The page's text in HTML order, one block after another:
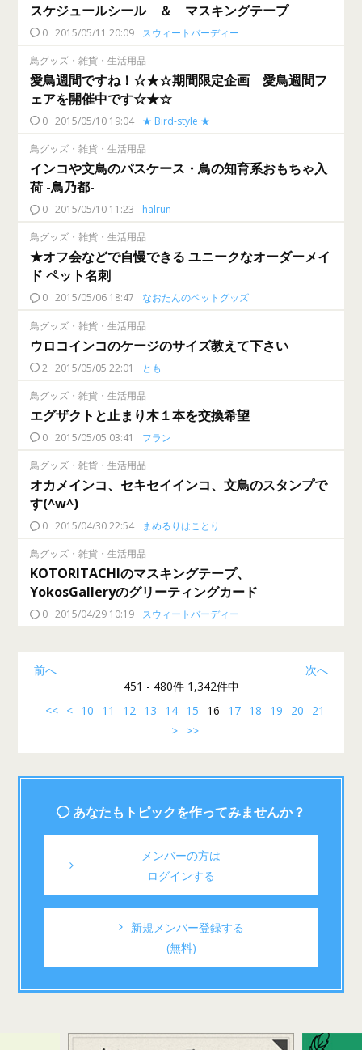
スケジュールシール ＆ マスキングテープ
0 2015/05/11 20:09 スウィートバーディー
鳥グッズ・雑貨・生活用品
愛鳥週間ですね！☆★☆期間限定企画 愛鳥週間フ
ェアを開催中です☆★☆
0 2015/05/10 19:04 ★ Bird-style ★
鳥グッズ・雑貨・生活用品
インコや文鳥のパスケース・鳥の知育系おもちゃ入
荷 -鳥乃都-
0 2015/05/10 11:23 halrun
鳥グッズ・雑貨・生活用品
★オフ会などで自慢できる ユニークなオーダーメイ
ド ペット名刺
0 2015/05/06 18:47 なおたんのペットグッズ
鳥グッズ・雑貨・生活用品
ウロコインコのケージのサイズ教えて下さい
2 2015/05/05 22:01 とも
鳥グッズ・雑貨・生活用品
エグザクトと止まり木１本を交換希望
0 2015/05/05 03:41 フラン
鳥グッズ・雑貨・生活用品
オカメインコ、セキセイインコ、文鳥のスタンプで
す(^w^)
0 2015/04/30 22:54 まめるりはことり
鳥グッズ・雑貨・生活用品
KOTORITACHIのマスキングテープ、
YokosGalleryのグリーティングカード
0 2015/04/29 10:19 スウィートバーディー
前へ
次へ
451 - 480件 1,342件中
<< < 10 11 12 13 14 15 16 17 18 19 20
21
> >>
あなたもトピックを作ってみませんか？
メンバーの方は
ログインする
新規メンバー登録する
(無料)